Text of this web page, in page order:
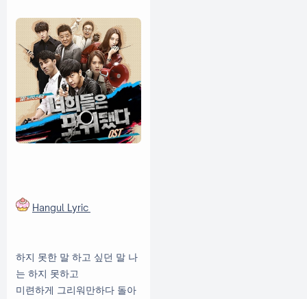
Hangul Lyric
하지 못한 말 하고 싶던 말 나
는 하지 못하고
미련하게 그리워만하다 돌아